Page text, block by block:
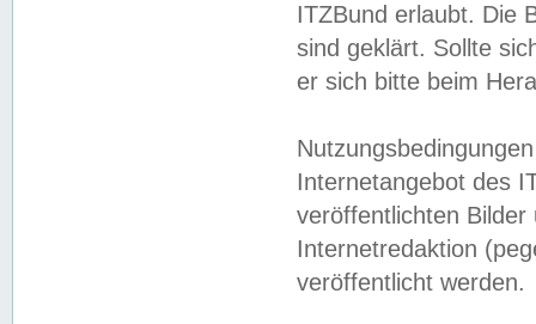
ITZBund erlaubt. Die
sind geklärt. Sollte
er sich bitte beim
Internetangebot des
veröffentlichten
Internetredaktion
veröffentlicht werden.